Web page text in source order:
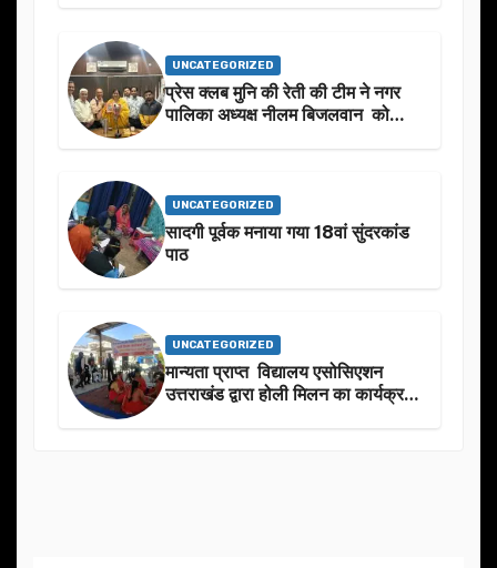
UNCATEGORIZED
प्रेस क्लब मुनि की रेती की टीम ने नगर
पालिका अध्यक्ष नीलम बिजलवान को
UNCATEGORIZED
सादगी पूर्वक मनाया गया 18वां सुंदरकांड
पाठ
UNCATEGORIZED
मान्यता प्राप्त विद्यालय एसोसिएशन
उत्तराखंड द्वारा होली मिलन का कार्यक्रम